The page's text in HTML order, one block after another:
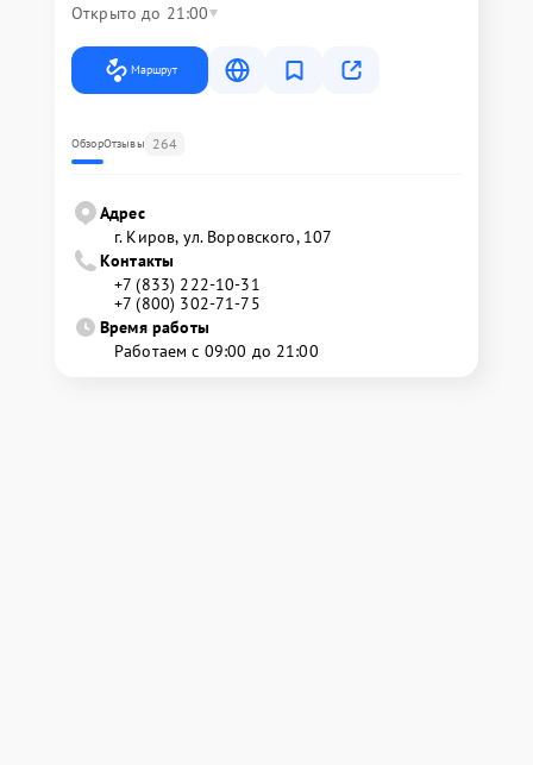
Открыто до 21:00
Маршрут
ОбзорОтзывы 264
Адрес
г. Киров, ул. Воровского, 107
Контакты
+7 (833) 222-10-31
+7 (800) 302-71-75
Время работы
Работаем с 09:00 до 21:00